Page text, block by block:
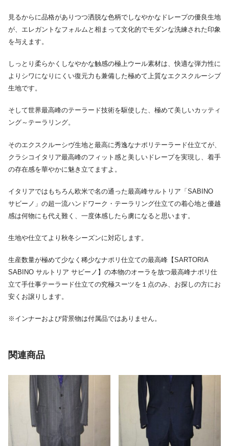
見るからに品格がありつつ洒脱な色柄でしなやかなドレープの優良生地
が、エレガントなフォルムと相まって文化的でモダンな洗練された印象
を与えます。
しっとり柔らかくしなやかな触感の極上ウール素材は、快適な弾力性に
よりシワになりにくい復元力も兼備した極めて上質なエクスクルーシブ
生地です。
そして世界最高峰のテーラード技術を駆使した、極めて美しいカッティ
ング～テーラリング。
そのエクスクルーシヴ生地と最高に秀逸なナポリテーラード仕立てが、
クラシコイタリア最高峰のフィット感と美しいドレープを実現し、着手
の存在感を華やかに魅き立てますよ。
イタリアではもちろん欧米で名の通った最高峰サルトリア「SABINO
サビーノ」の超一流ハンドワーク・テーラリング仕立ての着心地と優越
感は何物にも代え難く、一度体感したら虜になると思います。
生地や仕立てより秋冬シーズンに対応します。
生産数量が極めて少なく稀少なナポリ仕立ての最高峰【SARTORIA
SABINO サルトリア サビーノ】の本物のオーラを放つ最高峰ナポリ仕
立て手仕事テーラード仕立ての究極スーツを１点のみ、お探しの方にお
安くお譲りします。
※インナーおよび背景物は付属品ではありません。
関連商品